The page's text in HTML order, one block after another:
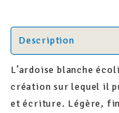
Description
L’ardoise blanche
création sur lequel il
et écriture. Légère,